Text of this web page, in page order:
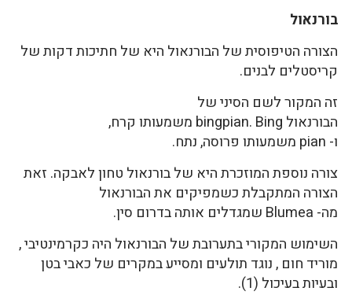
בורנאול
הצורה הטיפוסית של הבורנאול היא של חתיכות דקות של
קריסטלים לבנים.
זה המקור לשם הסיני של
הבורנאול bingpian. Bing משמעותו קרח,
ו- pian משמעותו פרוסה, נתח.
צורה נוספת המוזכרת היא של בורנאול טחון לאבקה. זאת
הצורה המתקבלת כשמפיקים את הבורנאול
מה- Blumea שמגדלים אותה בדרום סין.
השימוש המקורי בתערובת של הבורנאול היה כקרמינטיבי ,
מוריד חום , נוגד תולעים ומסייע במקרים של כאבי בטן
ובעיות בעיכול (1).